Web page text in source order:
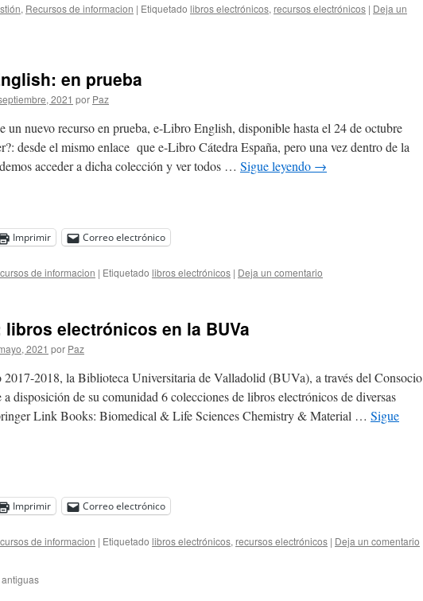
, Recursos de informacion | Etiquetado libros electrónicos, recursos electrónicos | Deja un
en prueba
2021 por Paz
un nuevo recurso en prueba, e-Libro English, disponible hasta el 24 de octubre
desde el mismo enlace que e-Libro Cátedra España, pero una vez dentro de la
acceder a dicha colección y ver todos … Sigue leyendo →
Imprimir Correo electrónico
de informacion | Etiquetado libros electrónicos | Deja un comentario
libros electrónicos en la BUVa
2021 por Paz
2017-2018, la Biblioteca Universitaria de Valladolid (BUVa), a través del Consocio
disposición de su comunidad 6 colecciones de libros electrónicos de diversas
Link Books: Biomedical & Life Sciences Chemistry & Material … Sigue
Imprimir Correo electrónico
de informacion | Etiquetado libros electrónicos, recursos electrónicos | Deja un comentario